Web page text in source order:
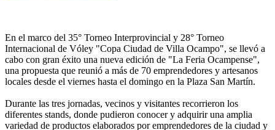
En el marco del 35° Torneo Interprovincial y 28° Torneo
Internacional de Vóley "Copa Ciudad de Villa Ocampo", se llevó a
cabo con gran éxito una nueva edición de "La Feria Ocampense",
una propuesta que reunió a más de 70 emprendedores y artesanos
locales desde el viernes hasta el domingo en la Plaza San Martín.
Durante las tres jornadas, vecinos y visitantes recorrieron los
diferentes stands, donde pudieron conocer y adquirir una amplia
variedad de productos elaborados por emprendedores de la ciudad y